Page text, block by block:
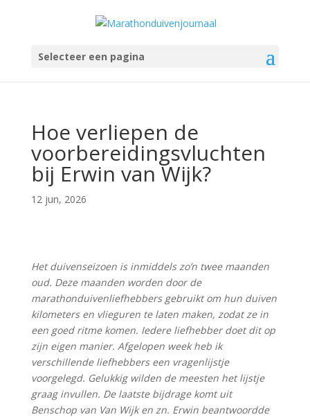
Selecteer een pagina
Hoe verliepen de
voorbereidingsvluchten
bij Erwin van Wijk?
12 jun, 2026
Het duivenseizoen is inmiddels zo’n twee maanden
oud. Deze maanden worden door de
marathonduivenliefhebbers gebruikt om hun duiven
kilometers en vlieguren te laten maken, zodat ze in
een goed ritme komen. Iedere liefhebber doet dit op
zijn eigen manier. Afgelopen week heb ik
verschillende liefhebbers een vragenlijstje
voorgelegd. Gelukkig wilden de meesten het lijstje
graag invullen. De laatste bijdrage komt uit
Benschop van Van Wijk en zn. Erwin beantwoordde